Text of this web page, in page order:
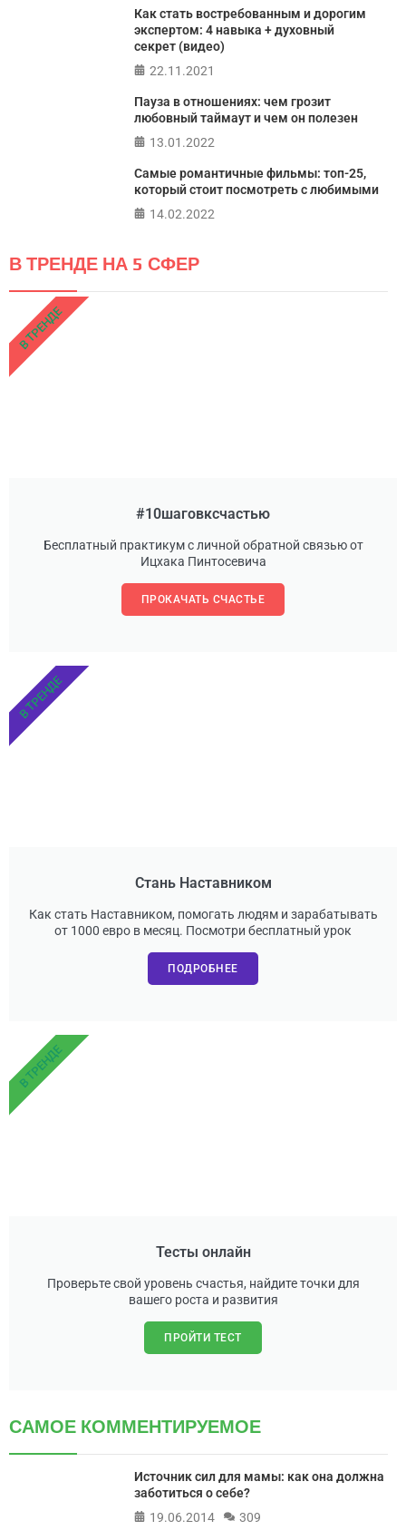
Как стать востребованным и дорогим
экспертом: 4 навыка + духовный
секрет (видео)
22.11.2021
Пауза в отношениях: чем грозит
любовный таймаут и чем он полезен
13.01.2022
Самые романтичные фильмы: топ-25,
который стоит посмотреть с любимыми
14.02.2022
В ТРЕНДЕ НА 5 СФЕР
#10шаговксчастью
Бесплатный практикум с личной обратной связью от
Ицхака Пинтосевича
ПРОКАЧАТЬ СЧАСТЬЕ
В ТРЕНДЕ
Стань Наставником
Как стать Наставником, помогать людям и зарабатывать
от 1000 евро в месяц. Посмотри бесплатный урок
ПОДРОБНЕЕ
В ТРЕНДЕ
Тесты онлайн
Проверьте свой уровень счастья, найдите точки для
вашего роста и развития
ПРОЙТИ ТЕСТ
В ТРЕНДЕ
САМОЕ КОММЕНТИРУЕМОЕ
Источник сил для мамы: как она должна
заботиться о себе?
19.06.2014
309